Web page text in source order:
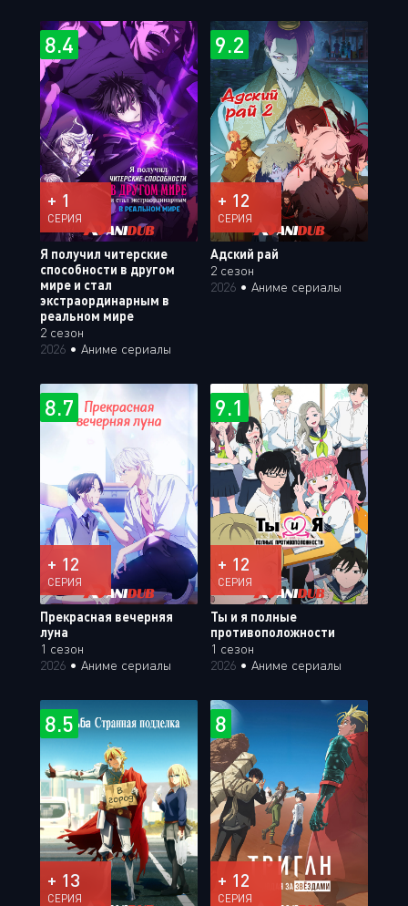
8.4
+ 1
СЕРИЯ
Я получил читерские
способности в другом
мире и стал
экстраординарным в
реальном мире
2 сезон
2026 • Аниме сериалы
9.2
+ 12
СЕРИЯ
Адский рай
2 сезон
2026 • Аниме сериалы
8.7
+ 12
СЕРИЯ
Прекрасная вечерняя
луна
1 сезон
2026 • Аниме сериалы
9.1
+ 12
СЕРИЯ
Ты и я полные
противоположности
1 сезон
2026 • Аниме сериалы
8.5
+ 13
СЕРИЯ
8
+ 12
СЕРИЯ